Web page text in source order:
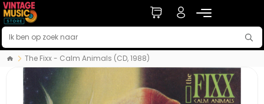
The Fixx - Calm Animals (CD, 1988)